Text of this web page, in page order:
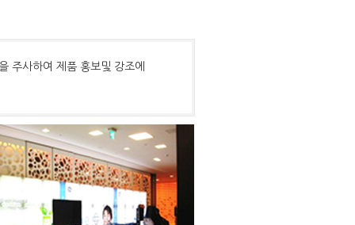
주사하여 제품 홍보및 강조에